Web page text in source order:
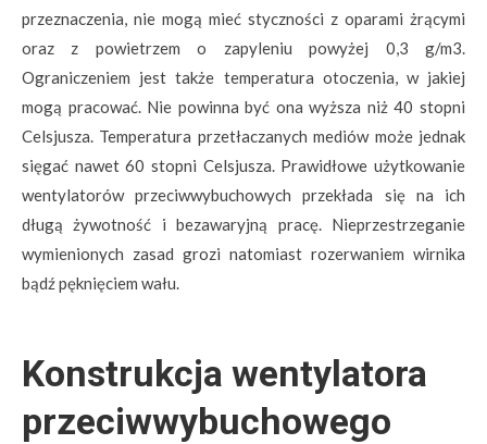
przeznaczenia, nie mogą mieć styczności z oparami żrącymi
oraz z powietrzem o zapyleniu powyżej 0,3 g/m3.
Ograniczeniem jest także temperatura otoczenia, w jakiej
mogą pracować. Nie powinna być ona wyższa niż 40 stopni
Celsjusza. Temperatura przetłaczanych mediów może jednak
sięgać nawet 60 stopni Celsjusza. Prawidłowe użytkowanie
wentylatorów przeciwwybuchowych przekłada się na ich
długą żywotność i bezawaryjną pracę. Nieprzestrzeganie
wymienionych zasad grozi natomiast rozerwaniem wirnika
bądź pęknięciem wału.
Konstrukcja wentylatora
przeciwwybuchowego